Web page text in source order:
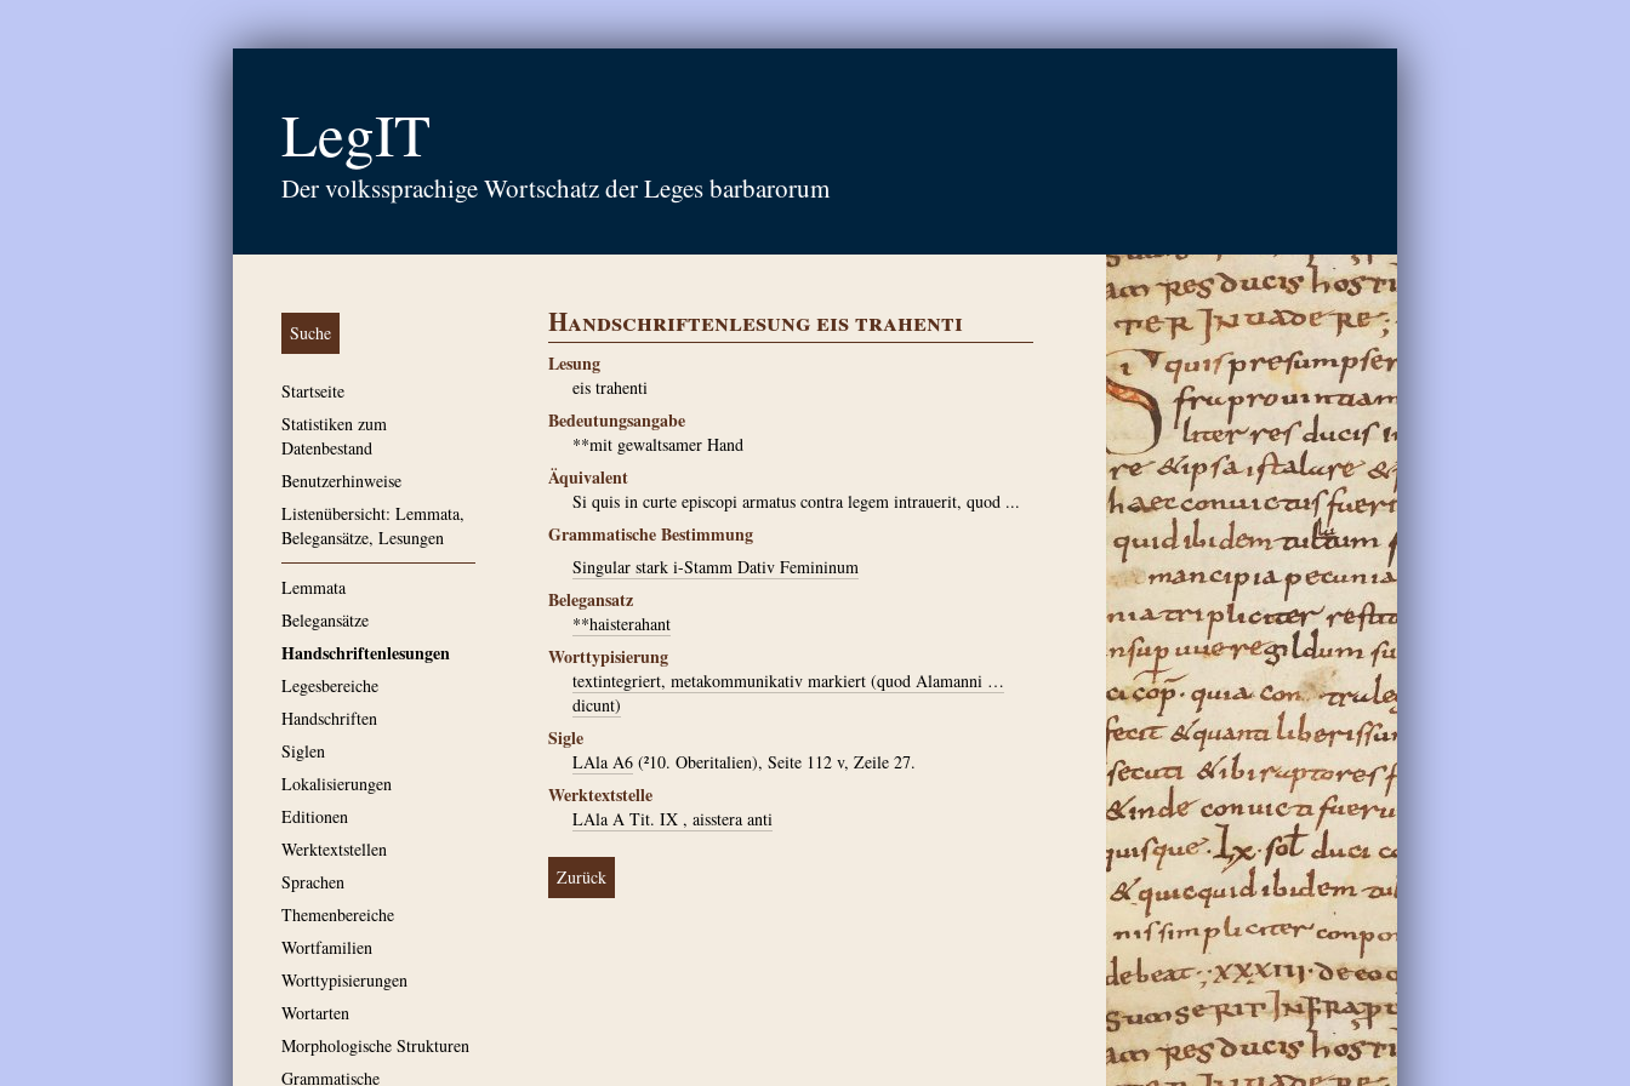
LegIT
Der volkssprachige Wortschatz der Leges barbarorum
Suche
Startseite
Statistiken zum
Datenbestand
Benutzerhinweise
Listenübersicht: Lemmata,
Belegansätze, Lesungen
Lemmata
Belegansätze
Handschriftenlesungen
Legesbereiche
Handschriften
Siglen
Lokalisierungen
Editionen
Werktextstellen
Sprachen
Themenbereiche
Wortfamilien
Worttypisierungen
Wortarten
Morphologische Strukturen
Grammatische
Handschriftenlesung eis trahenti
Lesung
eis trahenti
Bedeutungsangabe
**mit gewaltsamer Hand
Äquivalent
Si quis in curte episcopi armatus contra legem intrauerit, quod ...
Grammatische Bestimmung
Singular stark i-Stamm Dativ Femininum
Belegansatz
**haisterahant
Worttypisierung
textintegriert, metakommunikativ markiert (quod Alamanni …
dicunt)
Sigle
LAla A6 (²10. Oberitalien), Seite 112 v, Zeile 27.
Werktextstelle
LAla A Tit. IX , aisstera anti
Zurück